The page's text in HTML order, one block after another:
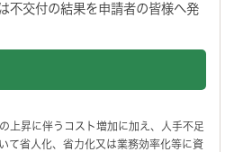
不交付の結果を申請者の皆様へ発
上昇に伴うコスト増加に加え、人手不足
て省人化、省力化又は業務効率化等に資